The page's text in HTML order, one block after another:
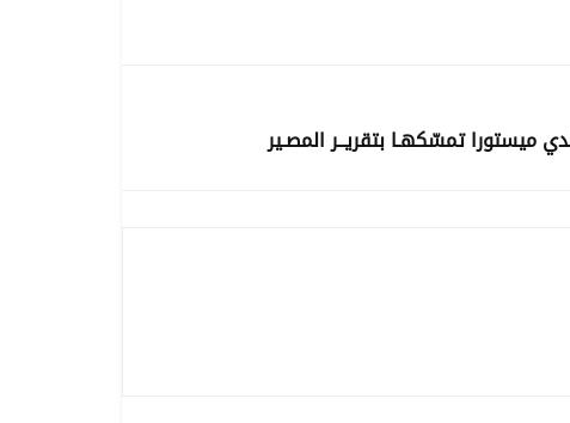
ميستورا تمسّكهـا بتقريــر المصـير